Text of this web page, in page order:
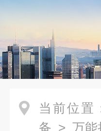
当前位置
备 > 万能